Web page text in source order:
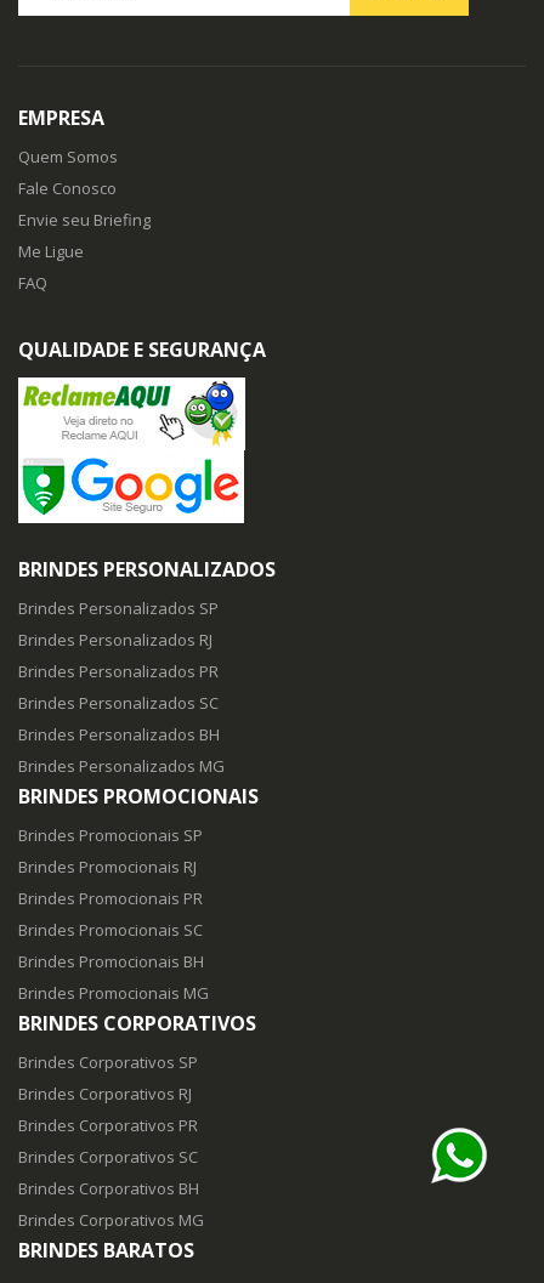
EMPRESA
Quem Somos
Fale Conosco
Envie seu Briefing
Me Ligue
FAQ
QUALIDADE E SEGURANÇA
BRINDES PERSONALIZADOS
Brindes Personalizados SP
Brindes Personalizados RJ
Brindes Personalizados PR
Brindes Personalizados SC
Brindes Personalizados BH
Brindes Personalizados MG
BRINDES PROMOCIONAIS
Brindes Promocionais SP
Brindes Promocionais RJ
Brindes Promocionais PR
Brindes Promocionais SC
Brindes Promocionais BH
Brindes Promocionais MG
BRINDES CORPORATIVOS
Brindes Corporativos SP
Brindes Corporativos RJ
Brindes Corporativos PR
Brindes Corporativos SC
Brindes Corporativos BH
Brindes Corporativos MG
BRINDES BARATOS